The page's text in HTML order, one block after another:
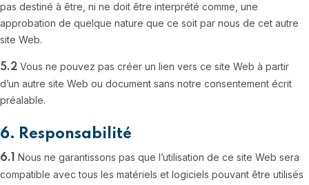
pas destiné à être, ni ne doit être interprété comme, une
approbation de quelque nature que ce soit par nous de cet autre
site Web.
5.2 Vous ne pouvez pas créer un lien vers ce site Web à partir
d’un autre site Web ou document sans notre consentement écrit
préalable.
6. Responsabilité
6.1
Nous ne garantissons pas que l’utilisation de ce site Web sera
compatible avec tous les matériels et logiciels pouvant être utilisés